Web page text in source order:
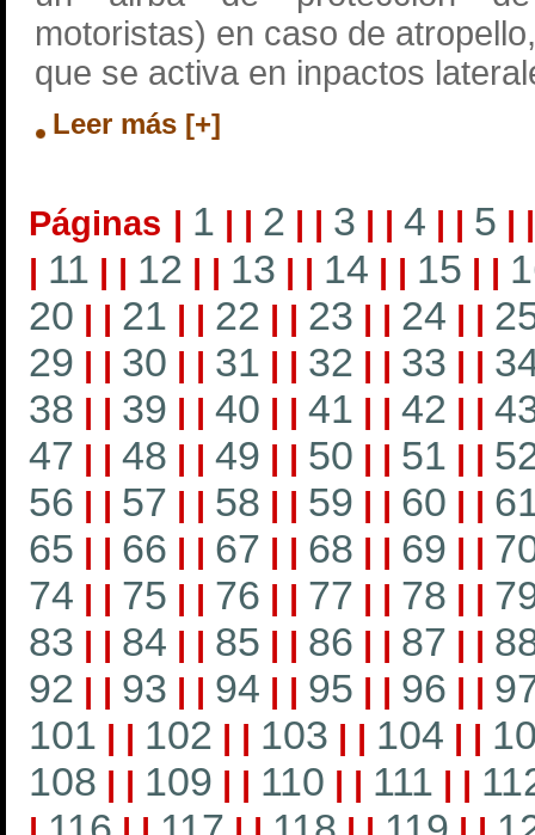
motoristas) en caso de
que se activa en inpactos
Leer más [+]
Páginas | 1 | | 2 | | 3 | | 4 | | 5 |
| 11 | | 12 | | 13 | | 14 | | 15 | |
20 | | 21 | | 22 | | 23 | | 24 | |
29 | | 30 | | 31 | | 32 | | 33 | |
38 | | 39 | | 40 | | 41 | | 42 | |
47 | | 48 | | 49 | | 50 | | 51 | |
56 | | 57 | | 58 | | 59 | | 60 | |
65 | | 66 | | 67 | | 68 | | 69 | |
74 | | 75 | | 76 | | 77 | | 78 | |
83 | | 84 | | 85 | | 86 | | 87 | |
92 | | 93 | | 94 | | 95 | | 96 | |
101 | | 102 | | 103 | | 104 | |
108 | | 109 | | 110 | | 111 | |